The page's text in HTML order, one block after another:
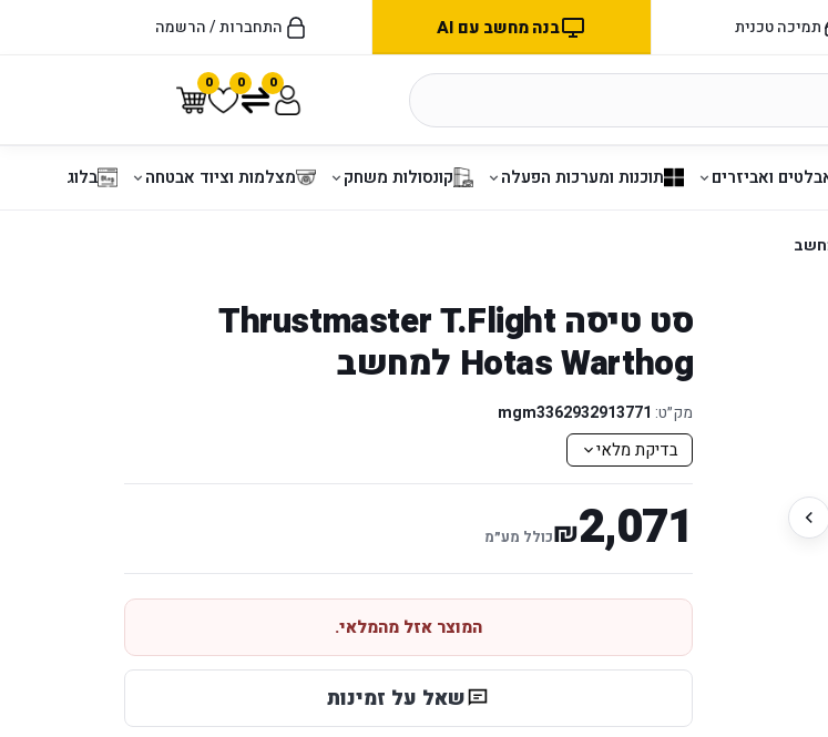
תמיכה טכנית בנה מחשב עם AI התחברות / הרשמה
0 0 0
ואביזרים תוכנות ומערכות הפעלה קונסולות משחק מצלמות וציוד אבטחה בלוג
סט טיסה Thrustmaster T.Flight
Hotas Warthog למחשב
מק״ט: mgm3362932913771
בדיקת מלאי
2,071
₪כולל מע״מ
המוצר אזל מהמלאי.
שאל על זמינות